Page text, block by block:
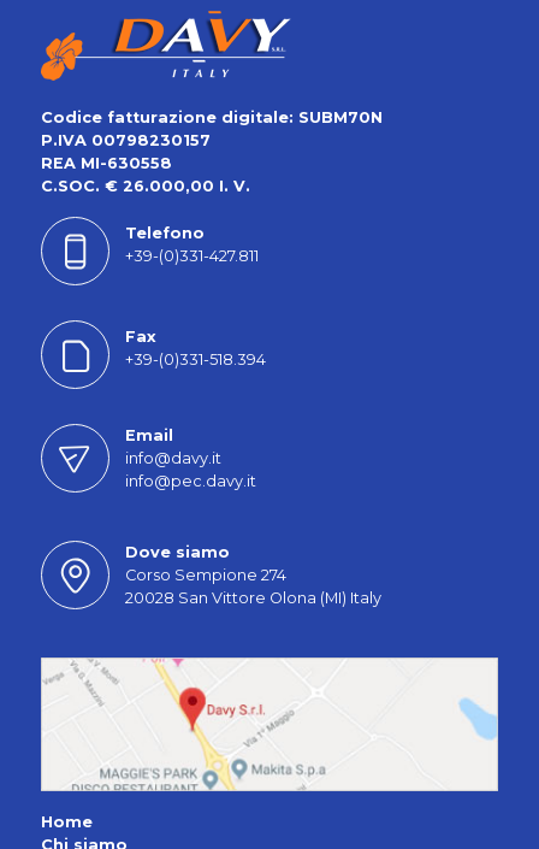
Codice fatturazione digitale: SUBM70N
P.IVA 00798230157
REA MI-630558
C.SOC. € 26.000,00 I. V.
Telefono
+39-(0)331-427.811
Fax
+39-(0)331-518.394
Email
info@davy.it
info@pec.davy.it
Dove siamo
Corso Sempione 274
20028 San Vittore Olona (MI) Italy
Home
Chi siamo